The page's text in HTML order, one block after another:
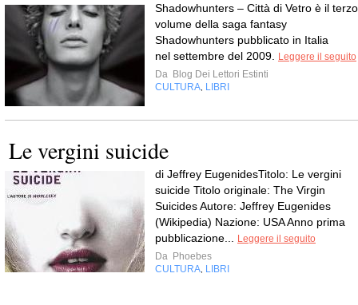
Shadowhunters – Città di Vetro è il terzo
volume della saga fantasy
Shadowhunters pubblicato in Italia
nel settembre del 2009.
Leggere il seguito
Da Blog Dei Lettori Estinti
CULTURA LIBRI
Le vergini suicide
di Jeffrey EugenidesTitolo: Le vergini
suicide Titolo originale: The Virgin
Suicides Autore: Jeffrey Eugenides
(Wikipedia) Nazione: USA Anno prima
pubblicazione...
Leggere il seguito
Da Phoebes
CULTURA LIBRI